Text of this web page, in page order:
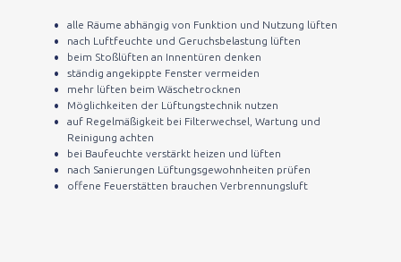
alle Räume abhängig von Funktion und Nutzung lüften
nach Luftfeuchte und Geruchsbelastung lüften
beim Stoßlüften an Innentüren denken
ständig angekippte Fenster vermeiden
mehr lüften beim Wäschetrocknen
Möglichkeiten der Lüftungstechnik nutzen
auf Regelmäßigkeit bei Filterwechsel, Wartung und
Reinigung achten
bei Baufeuchte verstärkt heizen und lüften
nach Sanierungen Lüftungsgewohnheiten prüfen
offene Feuerstätten brauchen Verbrennungsluft